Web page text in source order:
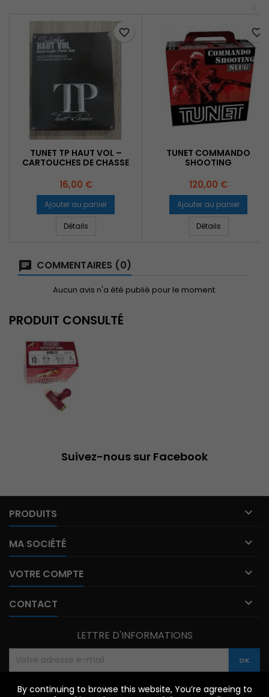
By continuing to browse this website, You’re agreeing to
TUNET TP HAUT VOL –
CARTOUCHES DE CHASSE
Prix
16,00 €
Ajouter au panier
Détails
favorite_border
TUNET COMMANDO
SHOOTING
Prix
120,00 €
Ajouter au panier
Détails
favorite_border
COMMENTAIRES (0)
Aucun avis n'a été publié pour le moment.
PRODUIT CONSULTÉ
Suivez-nous sur Facebook
PRODUITS 
MA SOCIÉTÉ 
VOTRE COMPTE 
CONTACT 
By continuing to browse this website, You’re agreeing to
LETTRE D'INFORMATIONS